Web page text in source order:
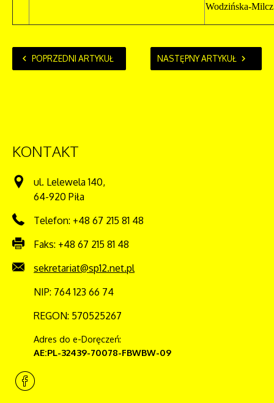
Wodzińska-Milcz
POPRZEDNI ARTYKUŁ NASTĘPNY ARTYKUŁ
KONTAKT
ul. Lelewela 140,
64-920 Piła
Telefon: +48 67 215 81 48
Faks: +48 67 215 81 48
sekretariat@sp12.net.pl
NIP: 764 123 66 74
REGON: 570525267
Adres do e-Doręczeń:
AE:PL-32439-70078-FBWBW-09